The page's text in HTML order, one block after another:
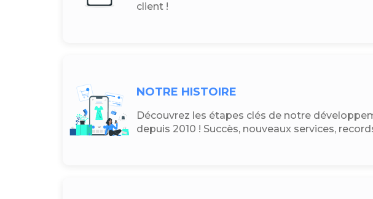
client !
NOTRE HISTOIRE
Découvrez les étapes clés de notre
depuis 2010 ! Succès, nouveaux services,